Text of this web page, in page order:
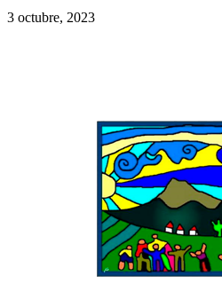
3 octubre, 2023